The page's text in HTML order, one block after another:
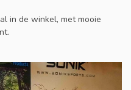
in de winkel, met mooie